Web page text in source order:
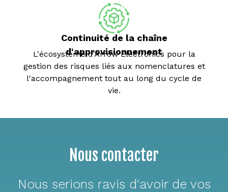
Continuité de la chaîne
d'approvisionnement
L'écosystème d'Arrow Electronics pour la
gestion des risques liés aux nomenclatures et
l'accompagnement tout au long du cycle de
vie.
Nous contacter
Nous serions ravis d'avoir de vos